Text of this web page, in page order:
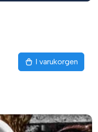
I varukorgen